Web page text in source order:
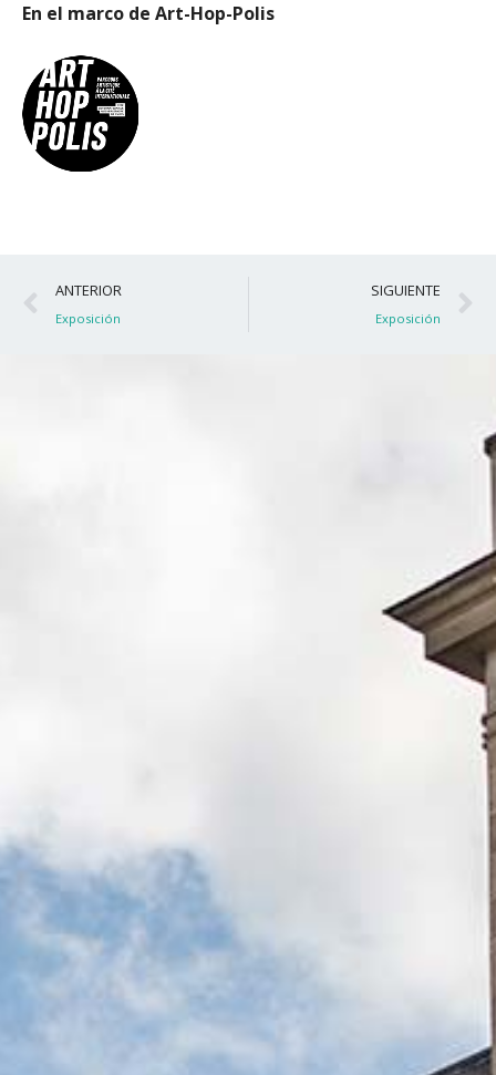
En el marco de Art-Hop-Polis
Ant
ANTERIOR
Exposición
SIGUIENTE
Exposición